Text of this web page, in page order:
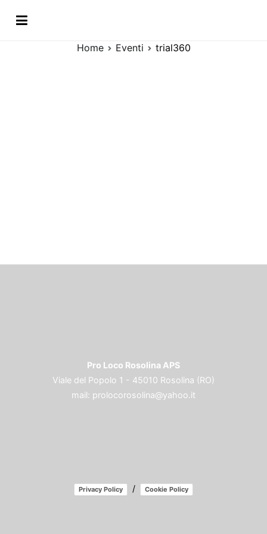
Home Eventi trial360
Pro Loco Rosolina APS
Viale del Popolo 1 - 45010 Rosolina (RO)
mail: prolocorosolina@yahoo.it
Privacy Policy / Cookie Policy